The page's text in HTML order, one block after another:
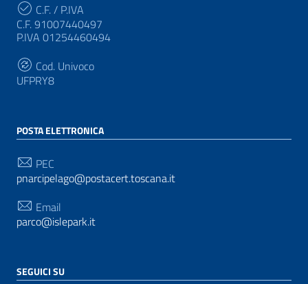
C.F. / P.IVA
C.F. 91007440497
P.IVA 01254460494
Cod. Univoco
UFPRY8
POSTA ELETTRONICA
PEC
pnarcipelago@postacert.toscana.it
Email
parco@islepark.it
SEGUICI SU